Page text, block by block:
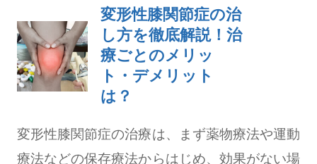
変形性膝関節症の治
し方を徹底解説！治
療ごとのメリッ
ト・デメリット
は？
変形性膝関節症の治療は、まず薬物療法や運動
療法などの保存療法からはじめ、効果がない場